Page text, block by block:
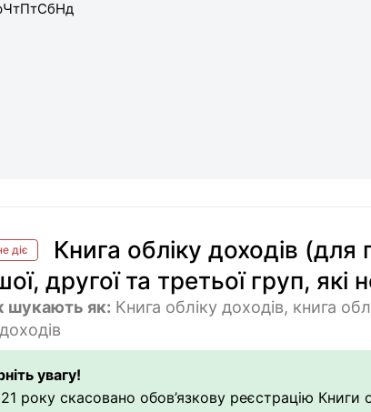
ЧтПтСбНд
діє
Книга обліку доходів (для
другої та третьої груп,
шукають як: Книга обліку доходів, книга
увагу!
року скасовано обов’язкову реєстрацію Книги